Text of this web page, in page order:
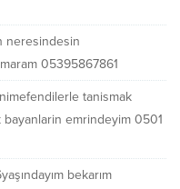
neresindesin
05395867861
tanismak
emrindeyim 0501
bekarım